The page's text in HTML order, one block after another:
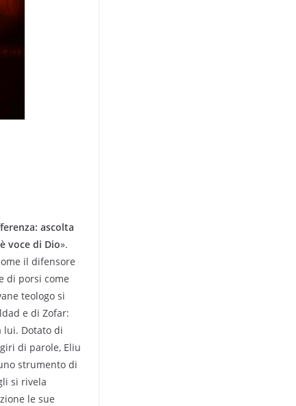
ascolta
voce di Dio».
il difensore
di porsi come
teologo si
e di Zofar:
lui. Dotato di
di parole, Eliu
strumento di
si rivela
le sue